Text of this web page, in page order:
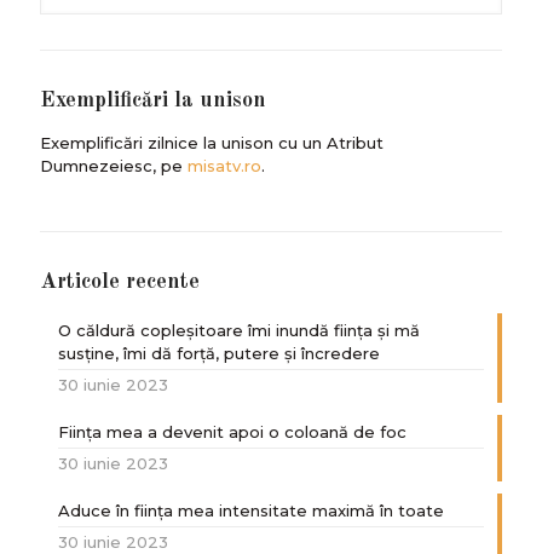
Exemplificări la unison
Exemplificări zilnice la unison cu un Atribut
Dumnezeiesc, pe misatv.ro.
Articole recente
O căldură copleșitoare îmi inundă ființa și mă
susține, îmi dă forță, putere și încredere
30 iunie 2023
Ființa mea a devenit apoi o coloană de foc
30 iunie 2023
Aduce în ființa mea intensitate maximă în toate
30 iunie 2023